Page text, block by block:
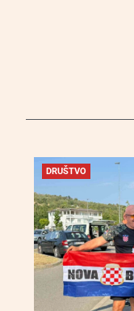
DRUŠTVO